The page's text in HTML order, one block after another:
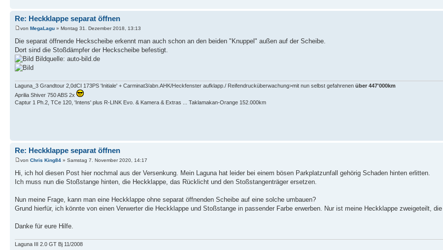
Re: Heckklappe separat öffnen
von MegaLagu » Montag 31. Dezember 2018, 13:13
Die separat öffnende Heckscheibe erkennt man auch schon an den beiden "Knuppel" außen auf der Scheibe.
Dort sind die Stoßdämpfer der Heckscheibe befestigt.
Bildquelle: auto-bild.de
Laguna_3 Grandtour 2,0dCI 173PS 'Initiale' + Carminat3/abn.AHK/Heckfenster aufklapp./ Reifendrucküberwachung>mit nun selbst gefahrenen über 447'000km
Aprilia Shiver 750 ABS 2x
Captur 1 Ph.2, TCe 120, 'Intens' plus R-LINK Evo. & Kamera & Extras ... Taklamakan-Orange 152.000km
Re: Heckklappe separat öffnen
von Chris King84 » Samstag 7. November 2020, 14:17
Hi, ich hol diesen Post hier nochmal aus der Versenkung. Mein Laguna hat leider bei einem bösen Parkplatzunfall gehörig Schaden hinten erlitten.
Ich muss nun die Stoßstange hinten, die Heckklappe, das Rücklicht und den Stoßstangenträger ersetzen.
Nun meine Frage, kann man eine Heckklappe ohne separat öffnenden Scheibe auf eine solche umbauen?
Grund hierfür, ich könnte von einen Verwerter die Heckklappe und Stoßstange in passender Farbe erwerben. Nur ist meine Heckklappe zweigeteilt,
Danke für eure Hilfe.
Laguna III 2.0 GT Bj 11/2008